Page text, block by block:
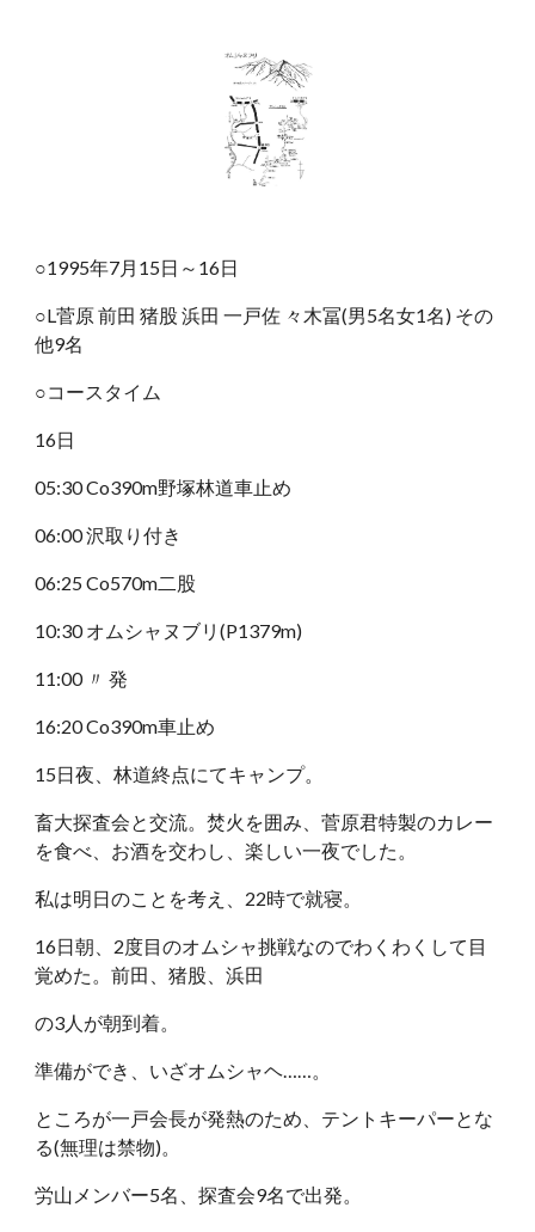
○1995年7月15日～16日
○L菅原 前田 猪股 浜田 一戸佐 々木冨(男5名女1名) その
他9名
○コースタイム
16日
05:30 Co390m野塚林道車止め
06:00 沢取り付き
06:25 Co570m二股
10:30 オムシャヌブリ(P1379m)
11:00 〃 発
16:20 Co390m車止め
15日夜、林道終点にてキャンプ。
畜大探査会と交流。焚火を囲み、菅原君特製のカレー
を食べ、お酒を交わし、楽しい一夜でした。
私は明日のことを考え、22時で就寝。
16日朝、2度目のオムシャ挑戦なのでわくわくして目
覚めた。前田、猪股、浜田
の3人が朝到着。
準備ができ、いざオムシャヘ……。
ところが一戸会長が発熱のため、テントキーパーとな
る(無理は禁物)。
労山メンバー5名、探査会9名で出発。